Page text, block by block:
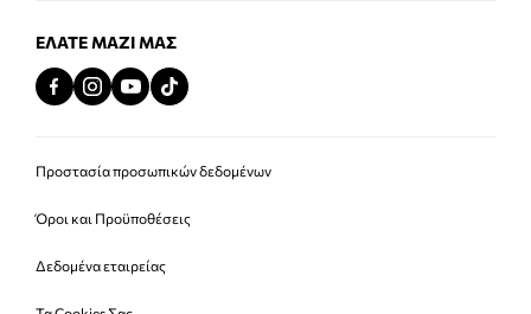
ΕΛΆΤΕ ΜΑΖΊ ΜΑΣ
Προστασία προσωπικών δεδομένων
Όροι και Προϋποθέσεις
Δεδομένα εταιρείας